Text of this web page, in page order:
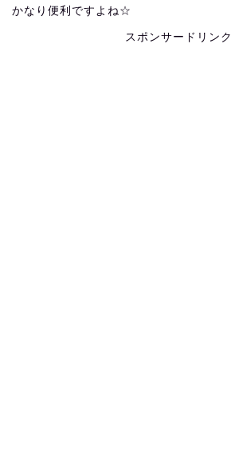
かなり便利ですよね☆
スポンサードリンク